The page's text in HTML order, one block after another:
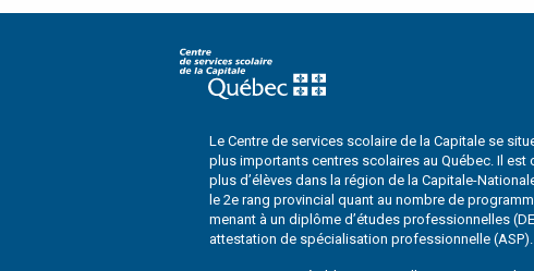
Le Centre de services scolaire de la Capitale se
plus importants centres scolaires au Québec. Il est
plus d’élèves dans la région de la Capitale-
le 2e rang provincial quant au nombre de
menant à un diplôme d’études professionnelles
attestation de spécialisation professionnelle (ASP).